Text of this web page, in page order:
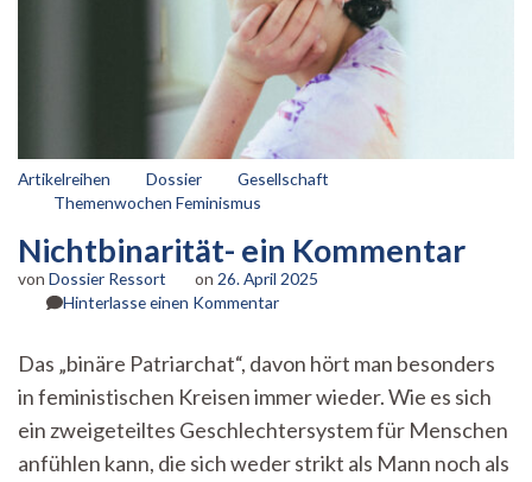
Artikelreihen Dossier
Gesellschaft
Themenwochen Feminismus
Nichtbinarität- ein Kommentar
von Dossier Ressort on 26. April 2025
Hinterlasse einen Kommentarzu
Kommentar
Das „binäre Patriarchat“, davon hört man besonders
in feministischen Kreisen immer wieder. Wie es sich
ein zweigeteiltes Geschlechtersystem für Menschen
anfühlen kann, die sich weder strikt als Mann noch als